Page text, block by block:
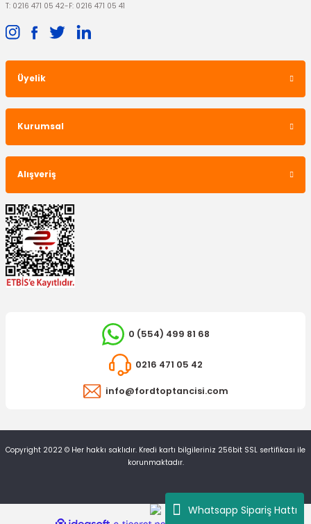
Whatsapp Sipariş Hattı
T: 0216 471 05 42-F: 0216 471 05 41
Üyelik
Kurumsal
Alışveriş
0 (554) 499 81 68
0216 471 05 42
info@fordtoptancisi.com
Copyright 2022 © Her hakkı saklıdır. Kredi kartı bilgileriniz 256bit SSL sertifikası ile
korunmaktadır.